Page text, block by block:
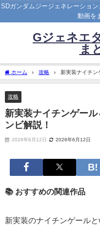
SDガンダムジージェネレーショ
動画を
Gジェネエ
ま
ホーム 攻略 新実装ナイチン
攻略
新実装ナイチンゲー
ンビ解説！
2026年6月12日 2026年6月12日
📚 おすすめの関連作品
新実装のナイチンゲール